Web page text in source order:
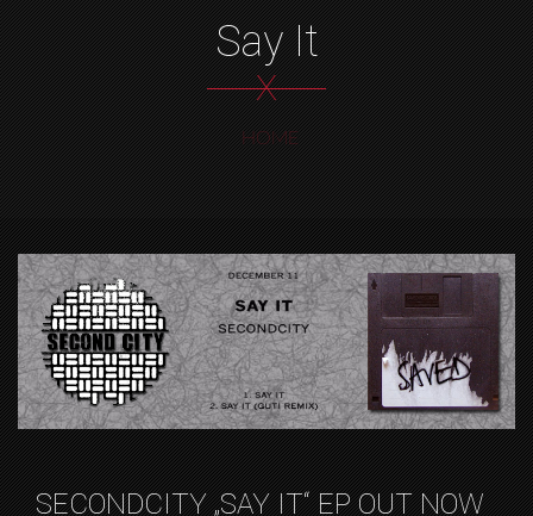
Say It
X
HOME
SECONDCITY „SAY IT“ EP OUT NOW